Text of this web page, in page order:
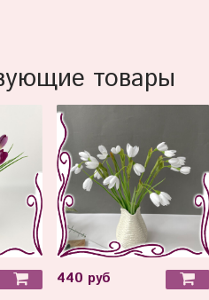
товары
440 руб